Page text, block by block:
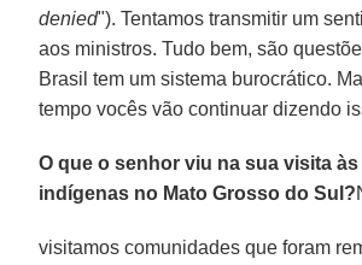
denied"). Tentamos transmitir um
aos ministros. Tudo bem, são
Brasil tem um sistema burocrático.
tempo vocês vão continuar dizendo
O que o senhor viu na sua visita
indígenas no Mato Grosso do Sul?
visitamos comunidades que foram